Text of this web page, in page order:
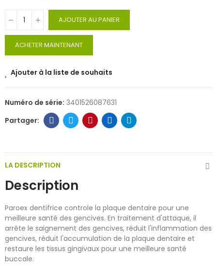
AJOUTER AU PANIER
ACHETER MAINTENANT
Ajouter à la liste de souhaits
Numéro de série: 3401526087631
LA DESCRIPTION
Description
Paroex dentifrice controle la plaque dentaire pour une
meilleure santé des gencives. En traitement d'attaque, il
arrête le saignement des gencives, réduit l'inflammation des
gencives, réduit l'accumulation de la plaque dentaire et
restaure les tissus gingivaux pour une meilleure santé
buccale.